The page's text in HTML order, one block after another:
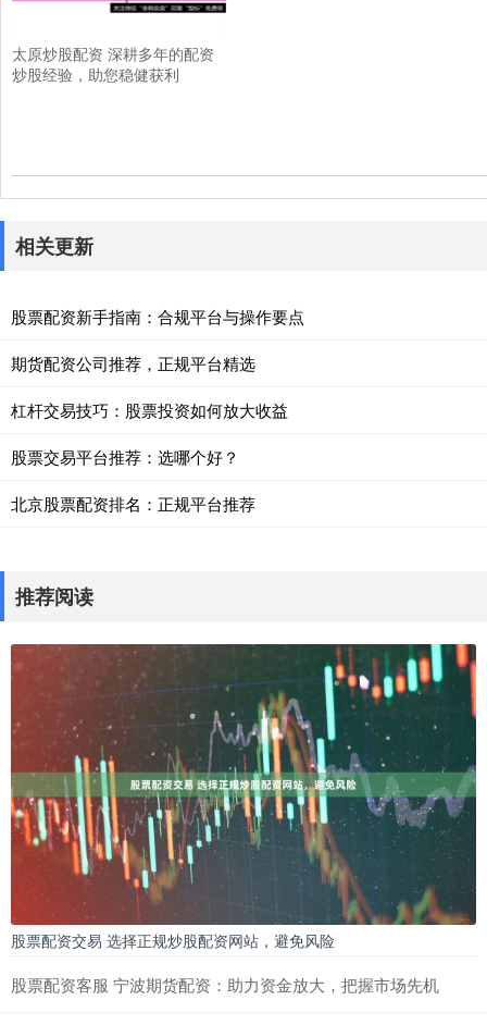
太原炒股配资 深耕多年的配资
炒股经验，助您稳健获利
相关更新
股票配资新手指南：合规平台与操作要点
期货配资公司推荐，正规平台精选
杠杆交易技巧：股票投资如何放大收益
股票交易平台推荐：选哪个好？
北京股票配资排名：正规平台推荐
推荐阅读
股票配资交易 选择正规炒股配资网站，避免风险
股票配资客服 宁波期货配资：助力资金放大，把握市场先机